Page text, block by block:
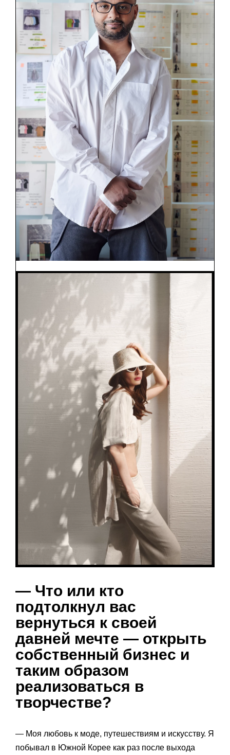
— Что или кто
подтолкнул вас
вернуться к своей
давней мечте — открыть
собственный бизнес и
таким образом
реализоваться в
творчестве?
— Моя любовь к моде, путешествиям и искусству. Я
побывал в Южной Корее как раз после выхода